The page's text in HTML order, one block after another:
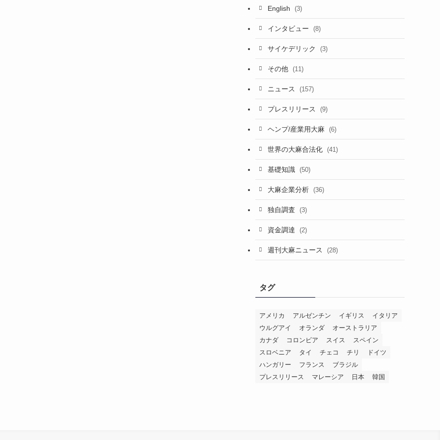
English (3)
インタビュー (8)
サイケデリック (3)
その他 (11)
ニュース (157)
プレスリリース (9)
ヘンプ/産業用大麻 (6)
世界の大麻合法化 (41)
基礎知識 (50)
大麻企業分析 (36)
独自調査 (3)
資金調達 (2)
週刊大麻ニュース (28)
タグ
アメリカ アルゼンチン イギリス
イタリア
ウルグアイ
オランダ
オーストラリア
カナダ
コロンビア スイス
スペイン
スロベニア
タイ チェコ チリ
ドイツ
ハンガリー
フランス
ブラジル
プレスリリース
マレーシア 日本 韓国